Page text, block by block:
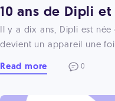
10 ans de Dipli
Il y a dix ans, Dipli est née
devient un appareil une
Read more 0